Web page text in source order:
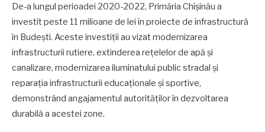
De-a lungul perioadei 2020-2022, Primăria Chișinău a
investit peste 11 milioane de lei în proiecte de infrastructură
în Budești. Aceste investiții au vizat modernizarea
infrastructurii rutiere, extinderea rețelelor de apă și
canalizare, modernizarea iluminatului public stradal și
reparația infrastructurii educaționale și sportive,
demonstrând angajamentul autorităților în dezvoltarea
durabilă a acestei zone.